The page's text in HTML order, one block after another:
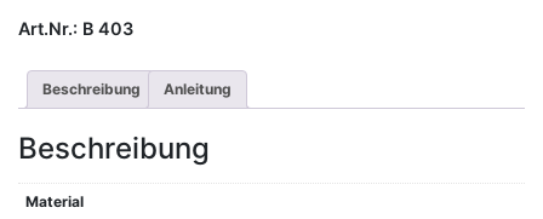
Art.Nr.: B 403
Beschreibung Anleitung
Beschreibung
Material